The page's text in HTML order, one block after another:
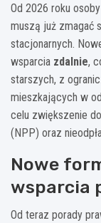
Od 2026 roku
muszą już zmagać
stacjonarnych.
wsparcia zdalnie,
starszych, z
mieszkających w
celu zwiększenie
(NPP) oraz
Nowe
wsparcia
Od teraz porady